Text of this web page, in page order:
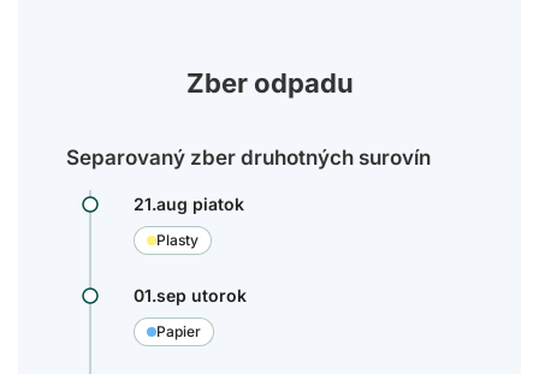
Zber odpadu
Separovaný zber druhotných surovín
21.aug piatok
Plasty
01.sep utorok
Papier